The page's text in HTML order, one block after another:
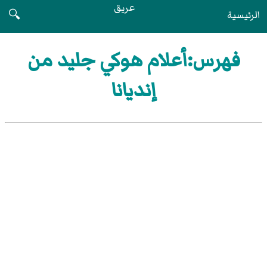
الرئيسية عريق
🔍
فهرس:أعلام هوكي جليد من
إنديانا